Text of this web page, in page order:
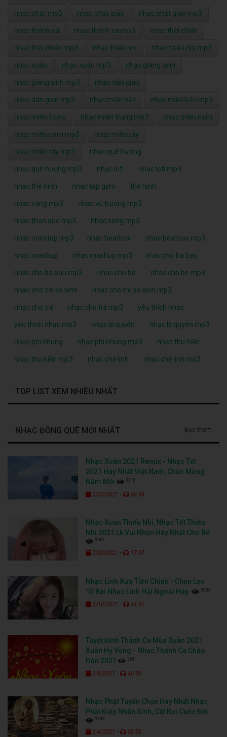
nhạc phật mp3 nhạc phật giáo nhạc phật giáo mp3
nhạc thánh ca nhạc thánh ca mp3 nhạc thời chiến
nhạc thời chiến mp3 nhạc thiếu nhi nhạc thiếu nhi mp3
nhạc xuân nhạc xuân mp3 nhạc giáng sinh
nhạc giáng sinh mp3 nhạc dân gian
nhạc dân gian mp3 nhạc miền bắc nhạc miền bắc mp3
nhạc miền trung nhạc miền trung mp3 nhạc miền nam
nhạc miền nam mp3 nhạc miền tây
nhạc miền tây mp3 nhạc quê hương
nhạc quê hương mp3 nhạc lofi nhạc lofi mp3
nhac the hinh nhac tap gym the hinh
nhac vang mp3 nhac vu truong mp3
nhac thon que mp3 nhac song mp3
nhac nonstop mp3 nhac beatbox nhac beatbox mp3
nhạc mashup nhạc mashup mp3 nhac cho ba bau
nhac cho ba bau mp3 nhac cho be nhac cho be mp3
nhac cho tre so sinh nhac cho tre so sinh mp3
nhạc cho trẻ nhạc cho trẻ mp3 yêu thích nhạc
yêu thích nhạc mp3 nhạc lệ quyên nhạc lệ quyên mp3
nhạc phi nhung nhạc phi nhung mp3 nhạc thu hiền
nhạc thu hiền mp3 nhạc chế linh nhạc chế linh mp3
TOP LIST XEM NHIỀU NHẤT
NHẠC ĐỒNG QUÊ MỚI NHẤT Đọc thêm
Nhạc Xuân 2021 Remix - Nhạc Tết
2021 Hay Nhất Việt Nam, Chúc Mừng
Năm Mới
3318
2/23/2021 - 40:00
Nhạc Xuân Thiếu Nhi, Nhạc Tết Thiếu
Nhi 2021 Lk Vui Nhộn Hay Nhất Cho Bé
3662
2/20/2021 - 17:07
Nhạc Lính Xưa Tiền Chiến - Chọn Lọc
10 Bài Nhạc Lính Hải Ngoại Hay
5585
2/18/2021 - 44:07
Tuyệt Đỉnh Thánh Ca Mùa Xuân 2021
Xuân Hy Vọng - Nhạc Thánh Ca Chào
Đón 2021
3611
2/9/2021 - 40:00
Nhạc Phật Tuyển Chọn Hay Nhất Nhạc
Phật Kiếp Nhân Sinh, Cát Bụi Cuộc Đời
3739
2/4/2021 - 50:03